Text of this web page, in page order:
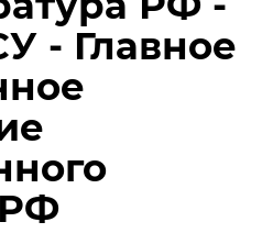
- Главное
РФ